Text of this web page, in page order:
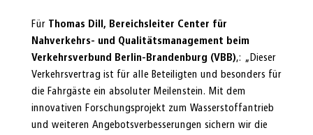
Für Thomas Dill, Bereichsleiter Center für
Nahverkehrs- und Qualitätsmanagement beim
Verkehrsverbund Berlin-Brandenburg (VBB),: „Dieser
Verkehrsvertrag ist für alle Beteiligten und besonders für
die Fahrgäste ein absoluter Meilenstein. Mit dem
innovativen Forschungsprojekt zum Wasserstoffantrieb
und weiteren Angebotsverbesserungen sichern wir die